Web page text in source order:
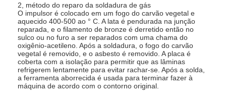
2, método do reparo da soldadura de gás
O impulsor é colocado em um fogo do carvão vegetal e
aquecido 400-500 ao ° C. A lata é pendurada na junção
reparada, e o filamento de bronze é derretido então no
sulco ou no furo a ser reparados com uma chama do
oxigênio-acetileno. Após a soldadura, o fogo do carvão
vegetal é removido, e o asbesto é removido. A placa é
coberta com a isolação para permitir que as lâminas
refrigerem lentamente para evitar rachar-se. Após a solda,
a ferramenta aborrecida é usada para terminar fazer à
máquina de acordo com o contorno original.